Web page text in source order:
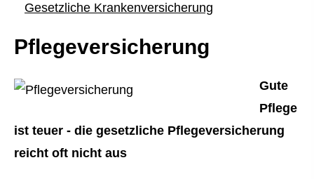
Gesetzliche Kranken­ver­si­che­rung
Pflege­ver­si­che­rung
Gute
Pflege
ist teuer - die gesetzliche Pflege­ver­si­che­rung
reicht oft nicht aus